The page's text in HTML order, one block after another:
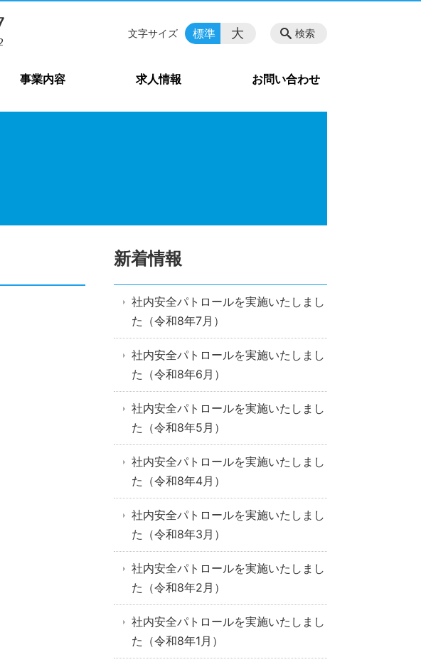
事業内容 求人情報 お問い合わせ
検索
文字サイズ 標準 大
新着情報
社内安全パトロールを実施いたしまし
た（令和8年7月）
社内安全パトロールを実施いたしまし
た（令和8年6月）
社内安全パトロールを実施いたしまし
た（令和8年5月）
社内安全パトロールを実施いたしまし
た（令和8年4月）
社内安全パトロールを実施いたしまし
た（令和8年3月）
社内安全パトロールを実施いたしまし
た（令和8年2月）
社内安全パトロールを実施いたしまし
た（令和8年1月）